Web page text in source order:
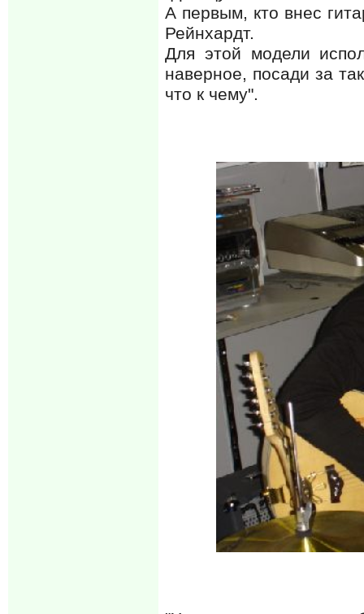
А первым, кто внес
Рейнхардт.
Для этой модели
наверное, посади за
что к чему".